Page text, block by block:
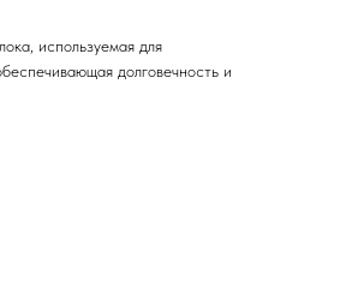
используемая для
долговечность и